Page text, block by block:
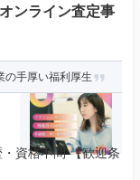
ンライン査定事
の手厚い福利厚生
資格不問 【歓迎条